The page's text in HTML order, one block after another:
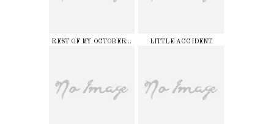
REST OF MY OCTOBER... LITTLE ACCIDENT